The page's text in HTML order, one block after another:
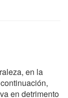
en la
en detrimento